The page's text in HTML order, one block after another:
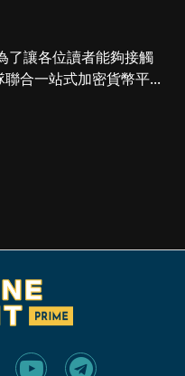
了讓各位讀者能夠接觸
合一站式加密貨幣平...